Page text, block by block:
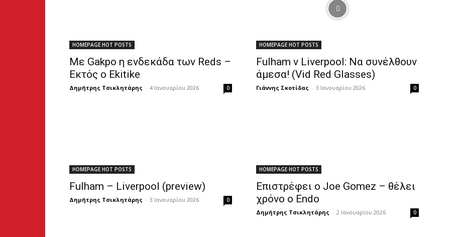
HOMEPAGE HOT POSTS
Με Gakpo η ενδεκάδα των Reds –
Εκτός ο Ekitike
Δημήτρης Τσικλητάρης - 4 Ιανουαρίου 2026 0
HOMEPAGE HOT POSTS
Fulham v Liverpool: Να συνέλθουν
άμεσα! (Vid Red Glasses)
Γιάννης Σκοτίδας - 3 Ιανουαρίου 2026 0
HOMEPAGE HOT POSTS
Fulham – Liverpool (preview)
Δημήτρης Τσικλητάρης - 3 Ιανουαρίου 2026 0
HOMEPAGE HOT POSTS
Επιστρέφει ο Joe Gomez – θέλει
χρόνο ο Endo
Δημήτρης Τσικλητάρης - 2 Ιανουαρίου 2026 0